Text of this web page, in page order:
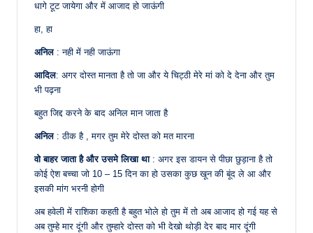
धागे टूट जायेगा और में आजाद हो जाऊंगी
हा, हा
अनिल: नही में नही जाऊंगा
आदिल: अगर दोस्त मानता है तो जा और ये चिट्ठी मेरे मां को दे देना और तुम
भी पढ़ना
बहुत जिद्द करने के बाद अनिल मान जाता है
अनिल : ठीक है , मगर तुम मेरे दोस्त को मत मारना
वो बाहर जाता है और उसमे लिखा था: अगर इस डायन से पीछा छुड़ाना है तो
कोई ऐश बच्चा जो 10 – 15 दिन का हो उसका कुछ खून की बूंद ले आ और
इसकी मांग भरनी होगी
अब हवेली में राशिका कहती है बहुत भोले हो तुम में तो अब आजाद हो गई यह से
अब तुम्हे मार दूंगी और तुम्हारे दोस्त को भी देखो थोड़ी देर बाद मार दूंगी